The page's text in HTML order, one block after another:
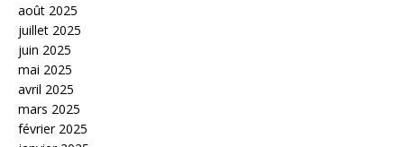
août 2025
juillet 2025
juin 2025
mai 2025
avril 2025
mars 2025
février 2025